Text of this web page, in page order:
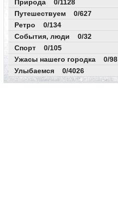
Природа 0/1128
Путешествуем 0/627
Ретро 0/134
События, люди 0/32
Спорт 0/105
Ужасы нашего городка 0/98
Улыбаемся 0/4026